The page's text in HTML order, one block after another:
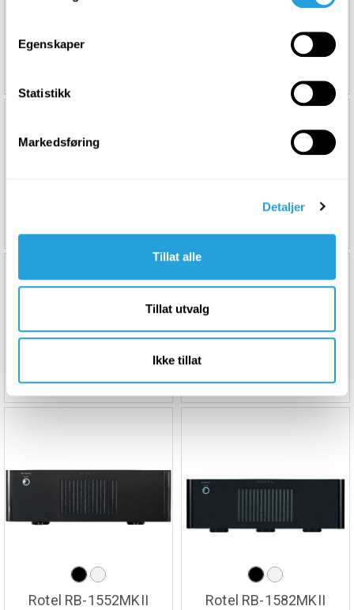
Egenskaper
Statistikk
Markedsføring
Detaljer
Tillat alle
Tillat utvalg
Ikke tillat
McIntosh MI128
McIntosh MI254
99 999,-
McIntosh MI502
79 999,-
29 999,-
37 999,-
Rotel RB-1552MKII
Rotel RB-1582MKII